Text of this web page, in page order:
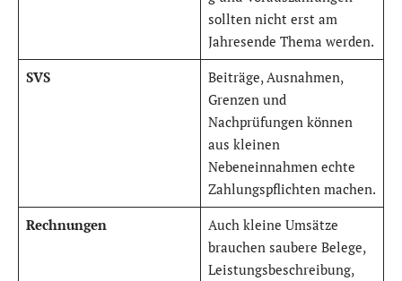
sollten nicht erst am
Jahresende Thema werden.
SVS
Beiträge, Ausnahmen,
Grenzen und
Nachprüfungen können
aus kleinen
Nebeneinnahmen echte
Zahlungspflichten machen.
Rechnungen
Auch kleine Umsätze
brauchen saubere Belege,
Leistungsbeschreibung,